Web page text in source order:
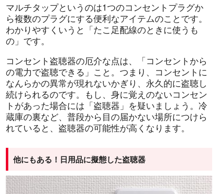
マルチタップというのは1つのコンセントプラグか
ら複数のプラグにする便利なアイテムのことです。
わかりやすくいうと「たこ足配線のときに使うも
の」です。
コンセント盗聴器の厄介な点は、「コンセントから
の電力で盗聴できる」こと。つまり、コンセントに
なんらかの異常が現れないかぎり、永久的に盗聴し
続けられるのです。もし、身に覚えのないコンセン
トがあった場合には「盗聴器」を疑いましょう。冷
蔵庫の裏など、普段から目の届かない場所につけら
れていると、盗聴器の可能性が高くなります。
他にもある！日用品に擬態した盗聴器